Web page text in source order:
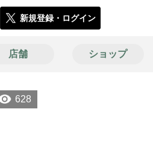
新規登録・ログイン
店舗 ショップ
628